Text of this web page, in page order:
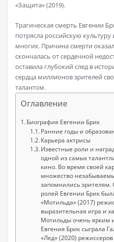
«Защита» (2019).
Трагическая смерть Евгении
потрясла российскую
многих. Причина смерти
скончалась от сердечной
оставила глубокий след в
сердца миллионов зрителей
талантом.
Оглавление
Биография Евгении Брик
Ранние годы и
Карьера актрисы
Известные роли и
одной из самых
кино. Во время своей
множество
запомнились
ролей Евгении Брик
«Мотильда» (2017)
выразительная игра и
Мотильды очень ярким
Евгения Брик сыграла
«Лед» (2020)